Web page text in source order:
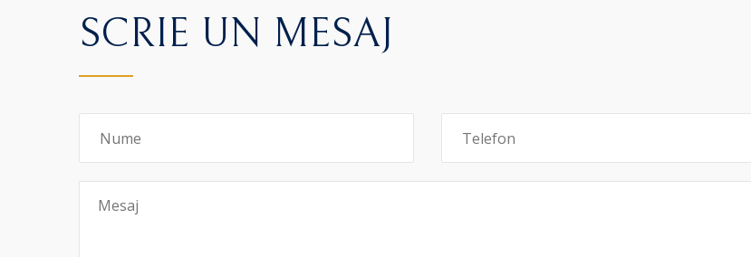
SCRIE UN MESAJ